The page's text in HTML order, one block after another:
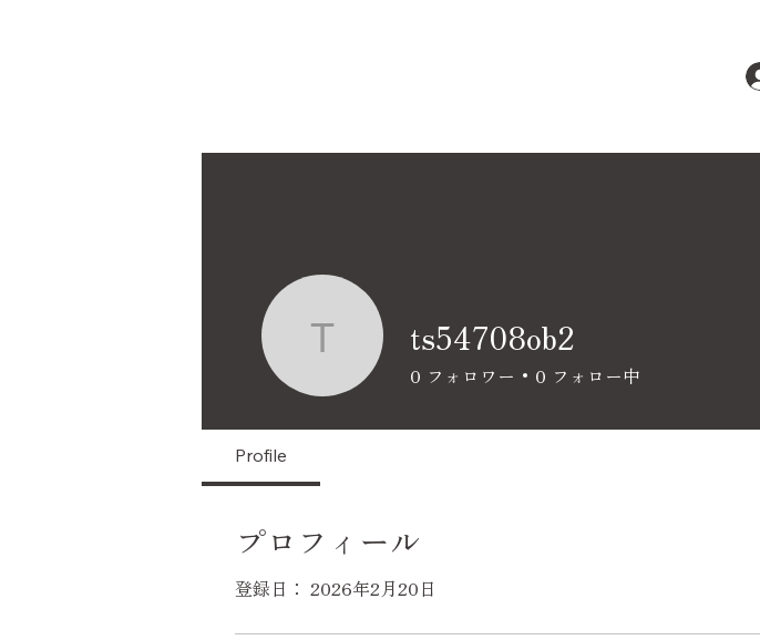
ts54708ob2
ts54708ob2
0 フォロワー 0 フォロー中
Profile
プロフィール
登録日： 2026年2月20日